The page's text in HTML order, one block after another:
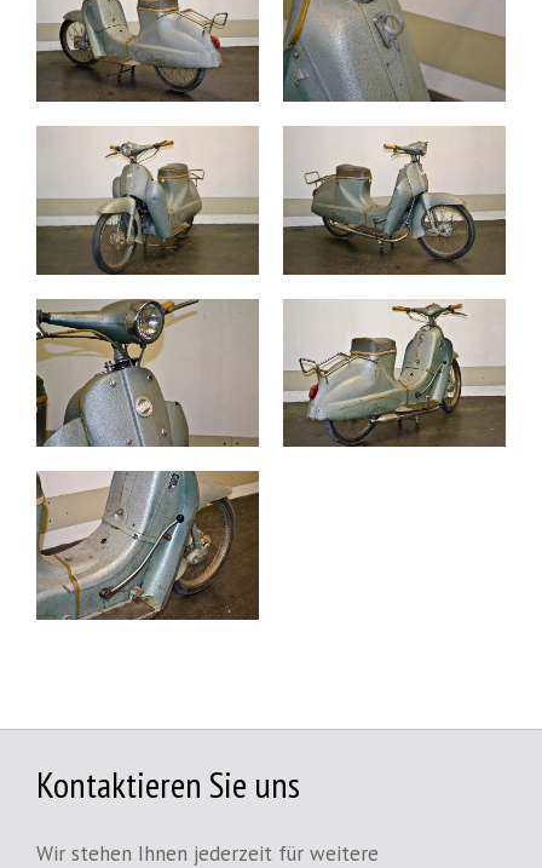
Kontaktieren Sie uns
Wir stehen Ihnen jederzeit für weitere